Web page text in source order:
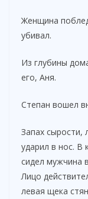
Женщина
убивал.
Из глубины
его, Аня.
Степан вошел
Запах сырости,
ударил в нос. В
сидел мужчина
Лицо
левая щека